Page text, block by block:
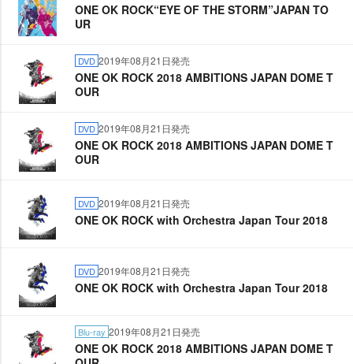
ONE OK ROCK“EYE OF THE STORM”JAPAN TO
UR
DVD 2019年08月21日発売
ONE OK ROCK 2018 AMBITIONS JAPAN DOME T
OUR
DVD 2019年08月21日発売
ONE OK ROCK 2018 AMBITIONS JAPAN DOME T
OUR
DVD 2019年08月21日発売
ONE OK ROCK with Orchestra Japan Tour 2018
DVD 2019年08月21日発売
ONE OK ROCK with Orchestra Japan Tour 2018
Blu-ray 2019年08月21日発売
ONE OK ROCK 2018 AMBITIONS JAPAN DOME T